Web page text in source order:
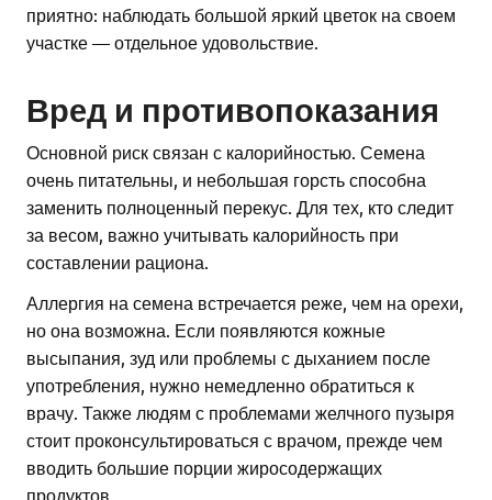
приятно: наблюдать большой яркий цветок на своем
участке — отдельное удовольствие.
Вред и противопоказания
Основной риск связан с калорийностью. Семена
очень питательны, и небольшая горсть способна
заменить полноценный перекус. Для тех, кто следит
за весом, важно учитывать калорийность при
составлении рациона.
Аллергия на семена встречается реже, чем на орехи,
но она возможна. Если появляются кожные
высыпания, зуд или проблемы с дыханием после
употребления, нужно немедленно обратиться к
врачу. Также людям с проблемами желчного пузыря
стоит проконсультироваться с врачом, прежде чем
вводить большие порции жиросодержащих
продуктов.